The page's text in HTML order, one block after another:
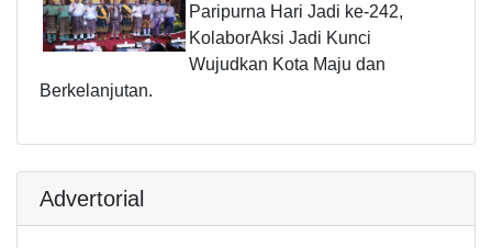
Paripurna Hari Jadi ke-242,
KolaborAksi Jadi Kunci
Wujudkan Kota Maju dan
Berkelanjutan.
Advertorial